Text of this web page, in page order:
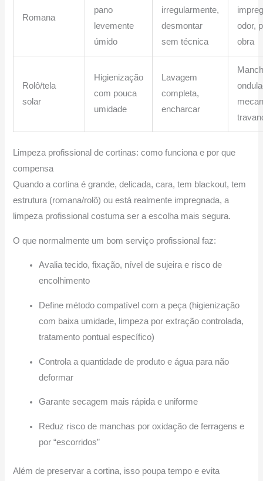
Romana
pano
levemente
úmido
irregularmente,
desmontar
sem técnica
odor,
obra
Rolô/tela
solar
Higienização
com pouca
umidade
Lavagem
completa,
encharcar
Limpeza profissional de cortinas: como funciona e por que
compensa
Quando a cortina é grande, delicada, cara, tem blackout, tem
estrutura (romana/rolô) ou está realmente impregnada, a
limpeza profissional costuma ser a escolha mais segura.
O que normalmente um bom serviço profissional faz:
Avalia tecido, fixação, nível de sujeira e risco de
encolhimento
Define método compatível com a peça (higienização
com baixa umidade, limpeza por extração controlada,
tratamento pontual específico)
Controla a quantidade de produto e água para não
deformar
Garante secagem mais rápida e uniforme
Reduz risco de manchas por oxidação de ferragens e
por “escorridos”
Além de preservar a cortina, isso poupa tempo e evita